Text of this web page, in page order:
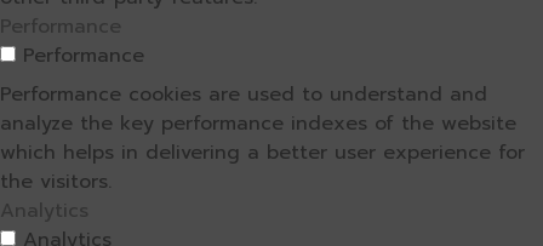
Performance
Performance
Performance cookies are used to understand and
analyze the key performance indexes of the website
which helps in delivering a better user experience for
the visitors.
Analytics
Analytics